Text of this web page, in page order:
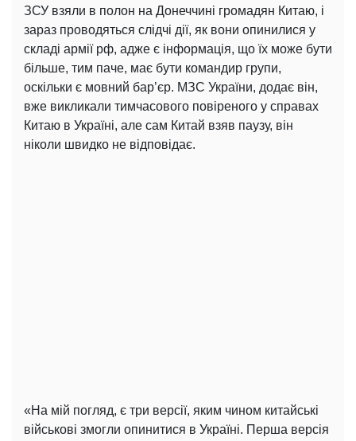
ЗСУ взяли в полон на Донеччині громадян Китаю, і
зараз проводяться слідчі дії, як вони опинилися у
складі армії рф, адже є інформація, що їх може бути
більше, тим паче, має бути командир групи,
оскільки є мовний бар’єр. МЗС України, додає він,
вже викликали тимчасового повіреного у справах
Китаю в Україні, але сам Китай взяв паузу, він
ніколи швидко не відповідає.
«На мій погляд, є три версії, яким чином китайські
військові змогли опинитися в Україні. Перша версія